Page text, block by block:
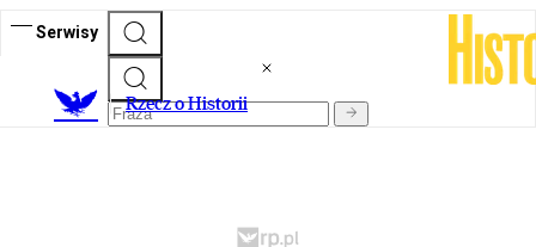
Serwisy
Rzecz o Historii